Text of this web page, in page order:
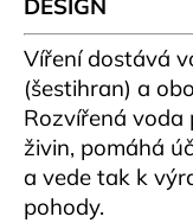
DESIGN
Víření dostává
(šestihran) a
Rozvířená voda
živin, pomáhá
a vede tak k
pohody.